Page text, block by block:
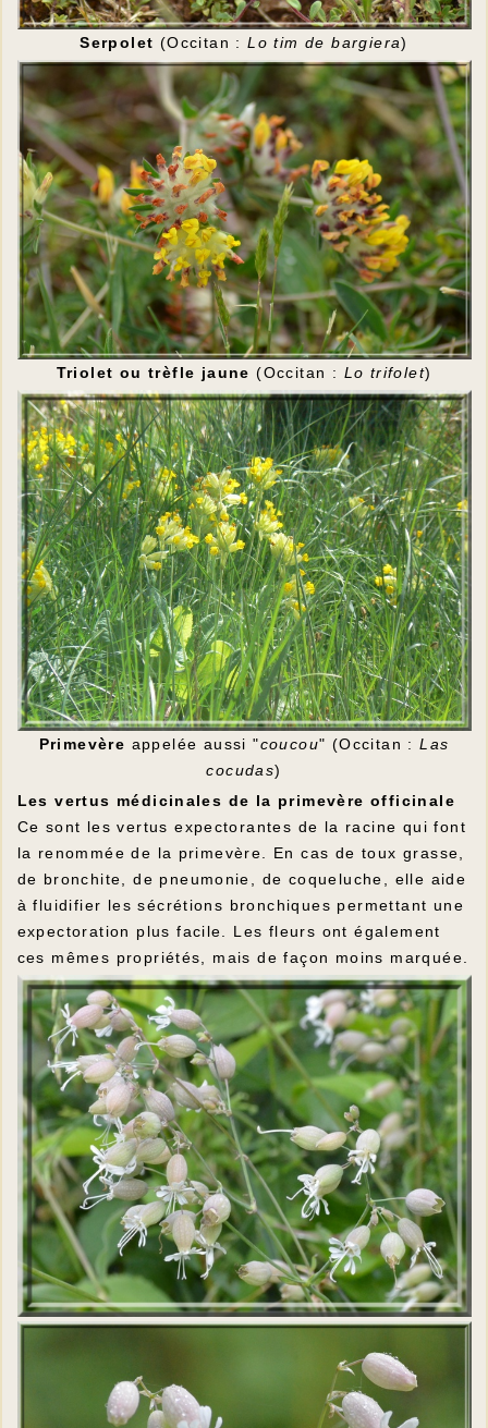
Serpolet (Occitan : Lo tim de bargiera)
Triolet ou trèfle jaune (Occitan : Lo trifolet)
Primevère appelée aussi "coucou" (Occitan : Las
cocudas)
Les vertus médicinales de la primevère officinale
Ce sont les vertus expectorantes de la racine qui font
la renommée de la primevère. En cas de toux grasse,
de bronchite, de pneumonie, de coqueluche, elle aide
à fluidifier les sécrétions bronchiques permettant une
expectoration plus facile. Les fleurs ont également
ces mêmes propriétés, mais de façon moins marquée.